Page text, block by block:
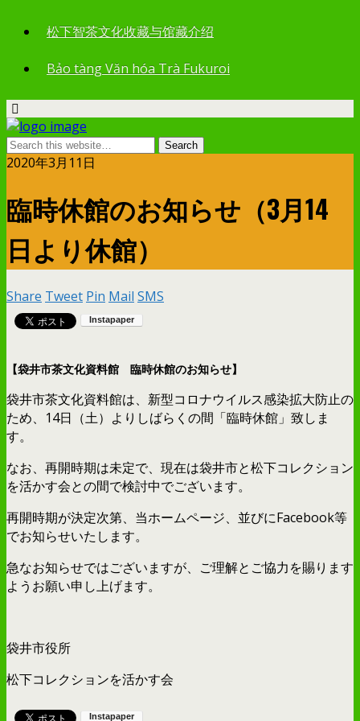
松下智茶文化收藏与馆藏介绍
Bảo tàng Văn hóa Trà Fukuroi
2020年3月11日
臨時休館のお知らせ（3月14
日より休館）
Share Tweet Pin Mail SMS
【袋井市茶文化資料館 臨時休館のお知らせ】
袋井市茶文化資料館は、新型コロナウイルス感染拡大防止の
ため、14日（土）よりしばらくの間「臨時休館」致しま
す。
なお、再開時期は未定で、現在は袋井市と松下コレクション
を活かす会との間で検討中でございます。
再開時期が決定次第、当ホームページ、並びにFacebook等
でお知らせいたします。
急なお知らせではございますが、ご理解とご協力を賜ります
ようお願い申し上げます。
袋井市役所
松下コレクションを活かす会